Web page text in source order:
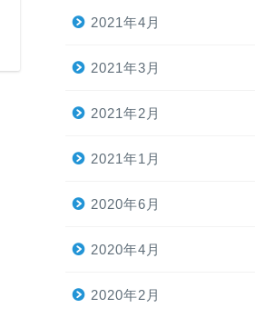
2021年4月
2021年3月
2021年2月
2021年1月
2020年6月
2020年4月
2020年2月